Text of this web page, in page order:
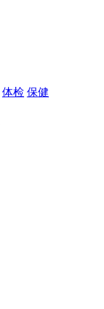
体检 保健